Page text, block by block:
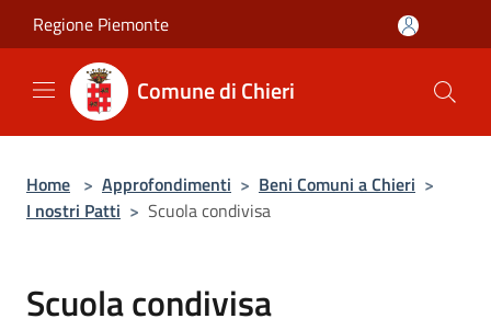
Salta al contenuto principale
Regione Piemonte
Comune di Chieri
Home > Approfondimenti > Beni Comuni a Chieri >
I nostri Patti > Scuola condivisa
Scuola condivisa